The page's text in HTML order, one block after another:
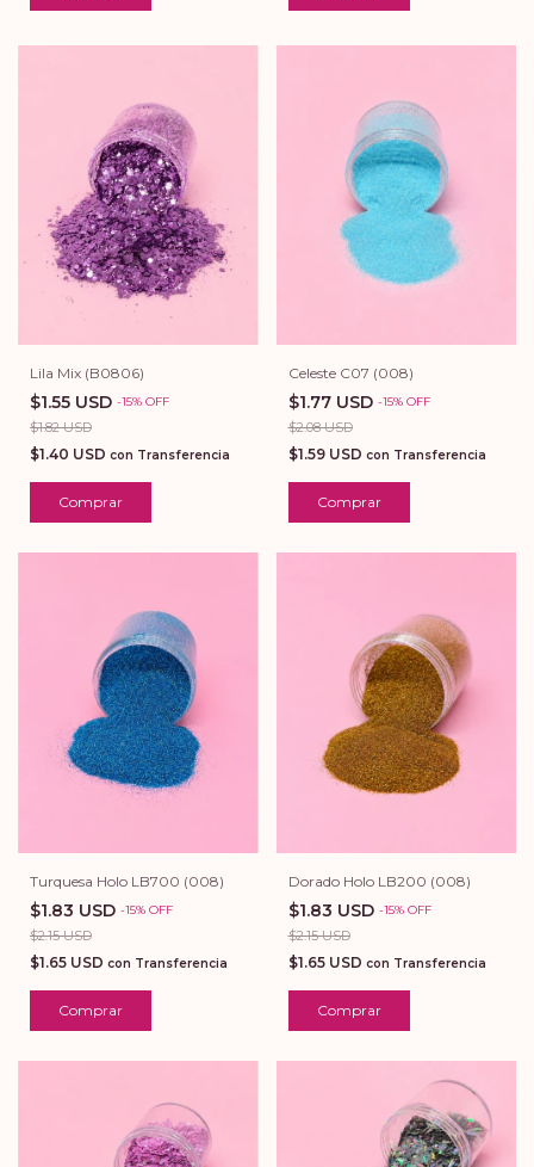
Lila Mix (B0806)
$1.55 USD -15% OFF
$1.82 USD
$1.40 USD con Transferencia
Comprar
Celeste C07 (008)
$1.77 USD -15% OFF
$2.08 USD
$1.59 USD con Transferencia
Comprar
Turquesa Holo LB700 (008)
$1.83 USD -15% OFF
$2.15 USD
$1.65 USD con Transferencia
Comprar
Dorado Holo LB200 (008)
$1.83 USD -15% OFF
$2.15 USD
$1.65 USD con Transferencia
Comprar